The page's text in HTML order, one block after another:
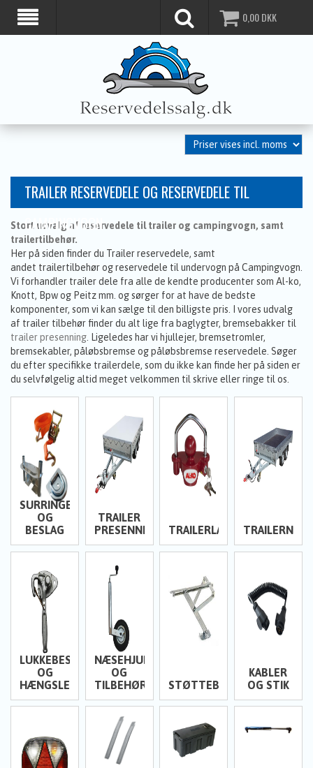
0,00DKK
TRAILER RESERVEDELE OG RESERVEDELE TIL
CAMPINGVOGN
Stort udvalg af reservedele til trailer og campingvogn, samt
trailertilbehør.
Her på siden finder du Trailer reservedele, samt
andet trailertilbehør og reservedele til undervogn på Campingvogn.
Vi forhandler trailer dele fra alle de kendte producenter som Al-ko,
Knott, Bpw og Peitz mm. og sørger for at have de bedste
komponenter, som vi kan sælge til den billigste pris. I vores udvalg
af trailer tilbehør finder du alt lige fra baglygter, bremsebakker til
trailer presenning . Ligeledes har vi hjullejer, bremsetromler,
bremsekabler, påløbsbremse og påløbsbremse reservedele. Søger
du efter specifikke trailerdele, som du ikke kan finde her på siden er
du selvfølgelig altid meget velkommen til skrive eller ringe til os.
SURRINGER
OG
BESLAG
TRAILER
PRESENNINGERTRAILERLÅS TRAILERNET
LUKKEBESLAG
OG
HÆNGSLER
NÆSEHJUL
OG
TILBEHØR
STØTTEBEN
KABLER
OG STIK